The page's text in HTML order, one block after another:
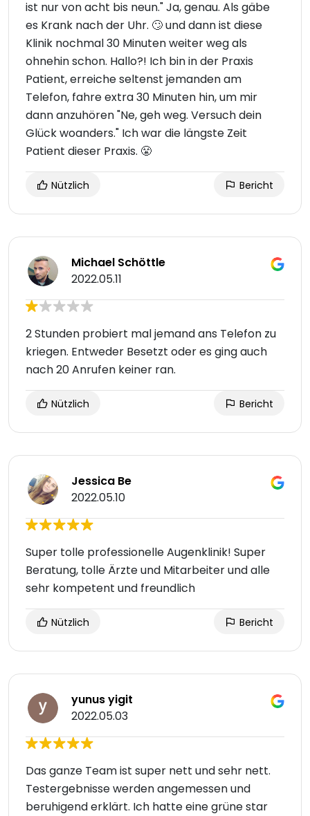
ist nur von acht bis neun." Ja, genau. Als gäbe
es Krank nach der Uhr. 🙄 und dann ist diese
Klinik nochmal 30 Minuten weiter weg als
ohnehin schon. Hallo?! Ich bin in der Praxis
Patient, erreiche seltenst jemanden am
Telefon, fahre extra 30 Minuten hin, um mir
dann anzuhören "Ne, geh weg. Versuch dein
Glück woanders." Ich war die längste Zeit
Patient dieser Praxis. 😤
Nützlich Bericht
Michael Schöttle
2022.05.11
2 Stunden probiert mal jemand ans Telefon zu
kriegen. Entweder Besetzt oder es ging auch
nach 20 Anrufen keiner ran.
Nützlich Bericht
Jessica Be
2022.05.10
Super tolle professionelle Augenklinik! Super
Beratung, tolle Ärzte und Mitarbeiter und alle
sehr kompetent und freundlich
Nützlich Bericht
yunus yigit
2022.05.03
Das ganze Team ist super nett und sehr nett.
Testergebnisse werden angemessen und
beruhigend erklärt. Ich hatte eine grüne star